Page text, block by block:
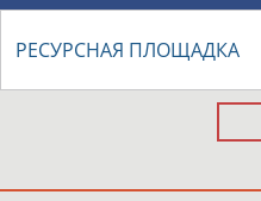
РЕСУРСНАЯ ПЛОЩАДКА